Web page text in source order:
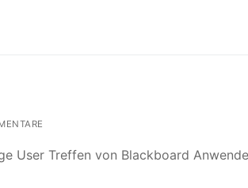
User Treffen von Blackboard